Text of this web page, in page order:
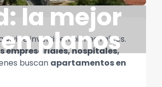
la mejor
planos
vivir e invertir en bienes raíces.
empresariales, hospitales,
buscan apartamentos en